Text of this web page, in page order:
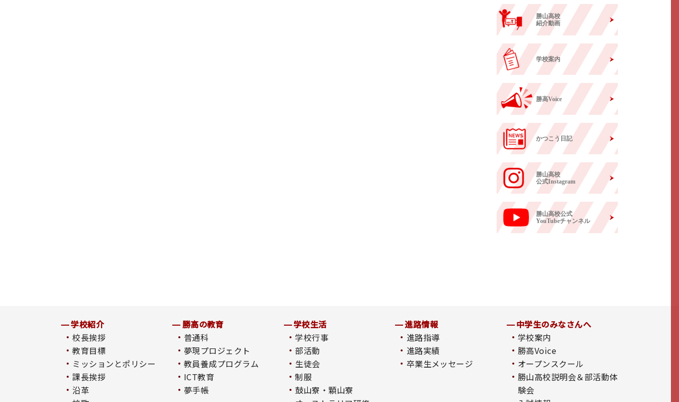
勝山高校
紹介動画
学校案内
勝高Voice
かつこう日記
勝山高校
公式Instagram
勝山高校公式
YouTubeチャンネル
学校紹介
校長挨拶
教育目標
ミッションとポリシー
課長挨拶
沿革
勝高の教育
普通科
夢現プロジェクト
教員養成プログラム
ICT教育
夢手帳
学校生活
学校行事
部活動
生徒会
制服
鼓山寮・顆山寮
進路情報
進路指導
進路実績
卒業生メッセージ
中学生のみなさんへ
学校案内
勝高Voice
オープンスクール
勝山高校説明会＆部活動体
験会